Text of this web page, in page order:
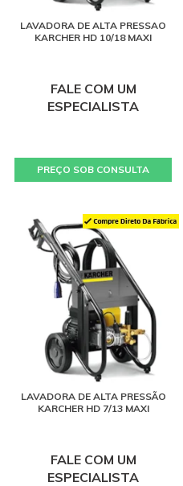
LAVADORA DE ALTA PRESSAO
KARCHER HD 10/18 MAXI
FALE COM UM
ESPECIALISTA
PREÇO SOB CONSULTA
LAVADORA DE ALTA PRESSÃO
KARCHER HD 7/13 MAXI
FALE COM UM
ESPECIALISTA